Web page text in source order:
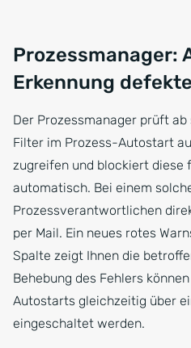
Prozessmanager:
Erkennung
Der Prozessmanager prüft
Filter im Prozess-Autostart
zugreifen und blockiert diese
automatisch. Bei einem
Prozessverantwortlichen
per Mail. Ein neues rotes
Spalte zeigt Ihnen die
Behebung des Fehlers
Autostarts gleichzeitig über
eingeschaltet werden.